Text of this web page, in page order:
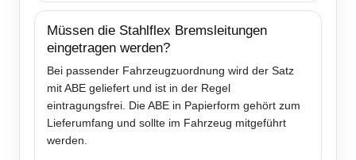
Müssen die Stahlflex Bremsleitungen
eingetragen werden?
Bei passender Fahrzeugzuordnung wird der Satz
mit ABE geliefert und ist in der Regel
eintragungsfrei. Die ABE in Papierform gehört zum
Lieferumfang und sollte im Fahrzeug mitgeführt
werden.